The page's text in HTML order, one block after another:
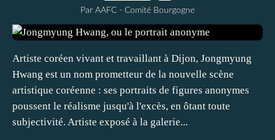
Par AAFC - Comité Bourgogne
Artiste coréen vivant et travaillant à Dijon, Jongmyung
Hwang est un nom prometteur de la nouvelle scène
artistique coréenne : ses portraits de figures anonymes
poussent le réalisme jusqu'à l'excès, en ôtant toute
subjectivité. Artiste exposé à la galerie...